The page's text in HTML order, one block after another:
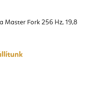
Master Fork 256 Hz, 19,8